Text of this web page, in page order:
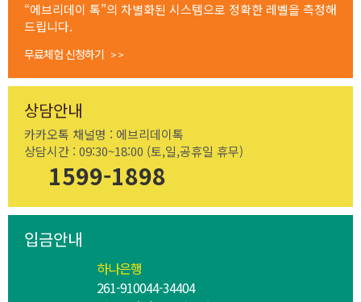
“에브리데이 톡”의 차별화된 시스템으로 정확한 레벨을 측정해
드립니다.
무료체험 신청하기 > >
상담안내
카카오톡 채널명 : 에브리데이톡
상담시간 : 09:30~18:00 (토,일,공휴일 휴무)
1599-1898
입금안내
하나은행
261-910044-34404